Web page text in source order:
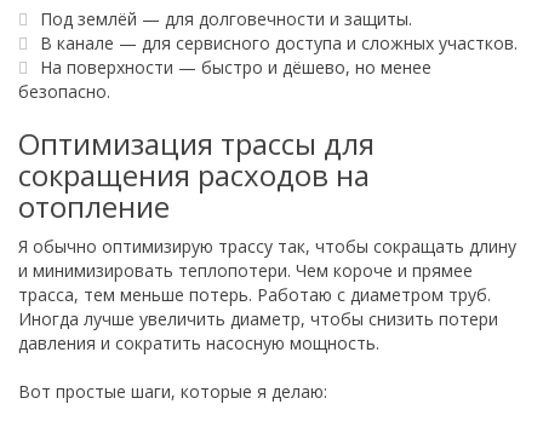
Под землёй — для долговечности и защиты.
В канале — для сервисного доступа и сложных участков.
На поверхности — быстро и дёшево, но менее
безопасно.
Оптимизация трассы для
сокращения расходов на
отопление
Я обычно оптимизирую трассу так, чтобы сокращать длину
и минимизировать теплопотери. Чем короче и прямее
трасса, тем меньше потерь. Работаю с диаметром труб.
Иногда лучше увеличить диаметр, чтобы снизить потери
давления и сократить насосную мощность.
Вот простые шаги, которые я делаю: